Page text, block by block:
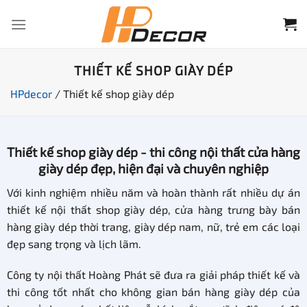
đến
THIẾT KẾ SHOP GIÀY DÉP
HPdecor / Thiết kế shop giày dép
Thiết kế shop giày dép - thi công nội thất cửa hàng
giày dép đẹp, hiện đại và chuyên nghiệp
Với kinh nghiệm nhiều năm và hoàn thành rất nhiều dự án
thiết kế nội thất shop giày dép, cửa hàng trưng bày bán
hàng giày dép thời trang, giày dép nam, nữ, trẻ em các loại
đẹp sang trọng và lịch lãm.
Công ty nội thất Hoàng Phát sẽ đưa ra giải pháp thiết kế và
thi công tốt nhất cho không gian bán hàng giày dép của